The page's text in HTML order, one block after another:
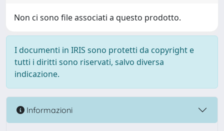
Non ci sono file associati a questo prodotto.
I documenti in IRIS sono protetti da copyright e
tutti i diritti sono riservati, salvo diversa
indicazione.
Informazioni